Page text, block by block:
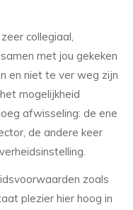
collegiaal,
met jou gekeken
en niet te ver weg zijn
mogelijkheid
afwisseling: de ene
de andere keer
zoals
plezier hier hoog in